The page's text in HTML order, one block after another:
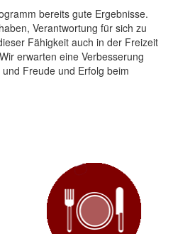
bereits gute Ergebnisse.
Verantwortung für sich zu
Fähigkeit auch in der Freizeit
erwarten eine Verbesserung
Freude und Erfolg beim